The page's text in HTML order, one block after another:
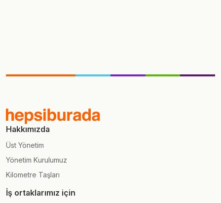
Hakkımızda
Üst Yönetim
Yönetim Kurulumuz
Kilometre Taşları
İş ortaklarımız için